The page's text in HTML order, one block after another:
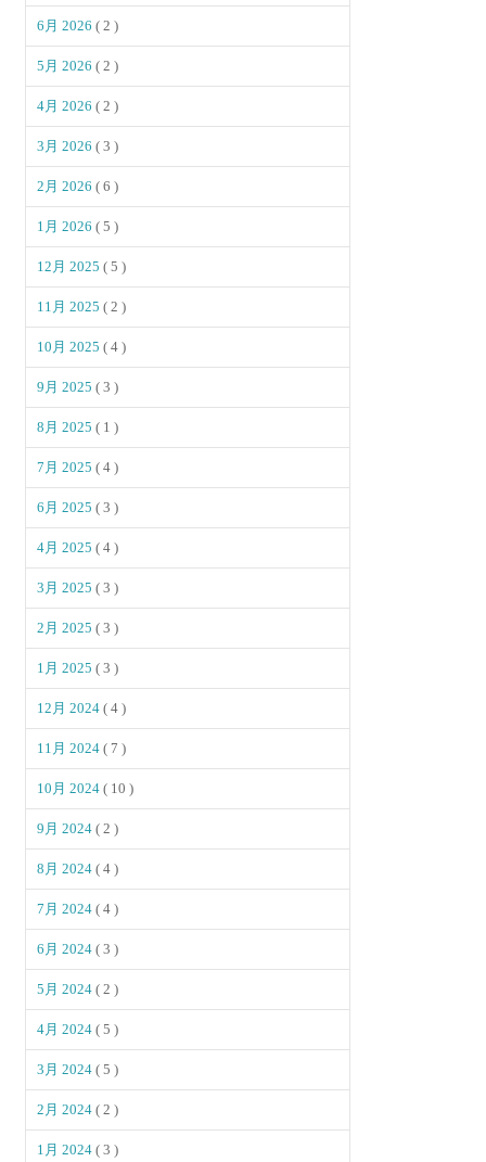
6月 2026( 2 )
5月 2026( 2 )
4月 2026( 2 )
3月 2026( 3 )
2月 2026( 6 )
1月 2026( 5 )
12月 2025( 5 )
11月 2025( 2 )
10月 2025( 4 )
9月 2025( 3 )
8月 2025( 1 )
7月 2025( 4 )
6月 2025( 3 )
4月 2025( 4 )
3月 2025( 3 )
2月 2025( 3 )
1月 2025( 3 )
12月 2024( 4 )
11月 2024( 7 )
10月 2024( 10 )
9月 2024( 2 )
8月 2024( 4 )
7月 2024( 4 )
6月 2024( 3 )
5月 2024( 2 )
4月 2024( 5 )
3月 2024( 5 )
2月 2024( 2 )
1月 2024( 3 )